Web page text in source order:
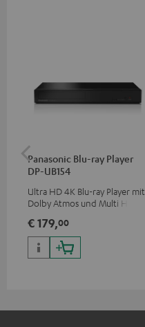
Panasonic Blu-ray Player
DP-UB154
Ultra HD 4K Blu-ray Player mit
Dolby Atmos und Multi HDR-
HDR10+ für eine überragende
Bildqualität mit lebensechten
Kontrasten und Farben
€ 179,00